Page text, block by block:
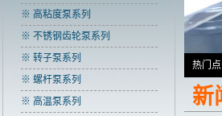
※ 高粘度泵系列
※ 不锈钢齿轮泵系列
※ 转子泵系列
※ 螺杆泵系列
※ 高温泵系列
热门点
新